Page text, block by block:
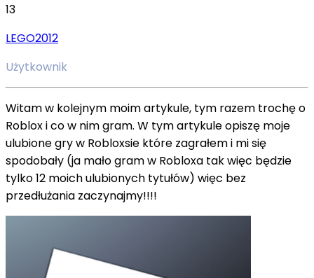
13
LEGO2012
Użytkownik
Witam w kolejnym moim artykule, tym razem trochę o
Roblox i co w nim gram. W tym artykule opiszę moje
ulubione gry w Robloxsie które zagrałem i mi się
spodobały (ja mało gram w Robloxa tak więc będzie
tylko 12 moich ulubionych tytułów) więc bez
przedłużania zaczynajmy!!!!